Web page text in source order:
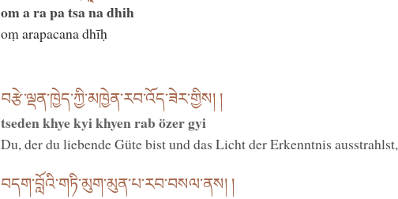
om a ra pa tsa na dhih
oṃ arapacana dhīḥ
བརྩེ་ལྡན་ཁྱེད་ཀྱི་མཁྱེན་རབ་འོད་ཟེར་གྱིས། །
tseden khye kyi khyen rab özer gyi
Du, der du liebende Güte bist und das Licht der Erkenntnis ausstrahlst,
བདག་བློའི་གཏི་མུག་མུན་པ་རབ་བསལ་ནས། །